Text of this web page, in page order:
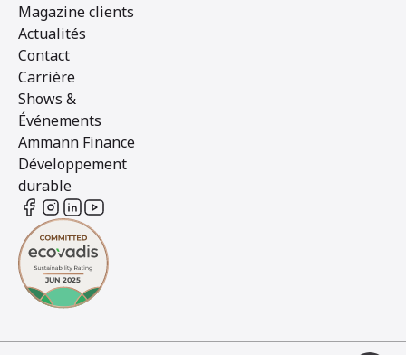
Magazine clients
Actualités
Contact
Carrière
Shows &
Événements
Ammann Finance
Développement
durable